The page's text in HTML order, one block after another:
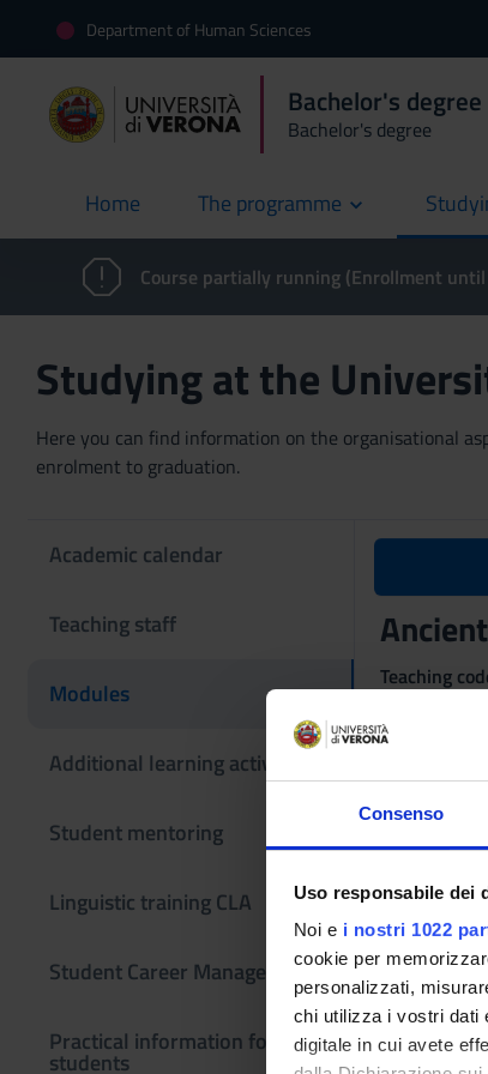
Consenso
Uso responsabile dei
Noi e i nostri 1022
cookie per
personalizzati,
chi utilizza i vostri dati
digitale in cui avete
Department of Human Sciences
Bachelor's
Bachelor's degree
Home
current The programme
Course partially running (Enrollment
Studying at the
Here you can find information on the organisational
enrolment to graduation.
Academic calendar
Teaching staff
Modules
Additional learning activities
Student mentoring
Linguistic training CLA
Student Career Management
Practical information for
students
Teaching
Language
Italian
The
I
Credits
6
Luisa